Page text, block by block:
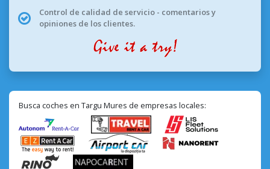
Control de calidad de servicio - comentarios y
opiniones de los clientes.
Busca coches en Targu Mures de empresas locales: